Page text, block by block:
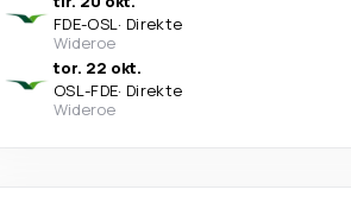
FDE-OSL· Direkte
Wideroe
tor. 22 okt.
OSL-FDE· Direkte
Wideroe